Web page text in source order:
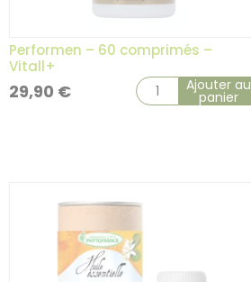
2 avis
Performen – 60 comprimés –
Vitall+
29,90 € Ajouter au
panier